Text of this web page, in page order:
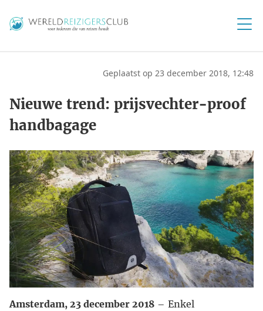
Geplaatst op 23 december 2018, 12:48
Nieuwe trend: prijsvechter-proof
handbagage
Amsterdam, 23 december 2018 – Enkel